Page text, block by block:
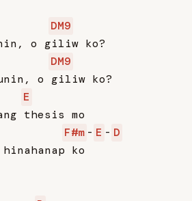
DM9
o giliw ko?
DM9
o giliw ko?
E
thesis mo
F#m - E - D
ko